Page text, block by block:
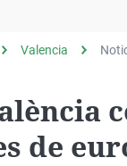
Valencia
de